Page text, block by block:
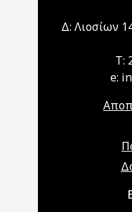
Δ: Λιοσίων
T:
e:
Main